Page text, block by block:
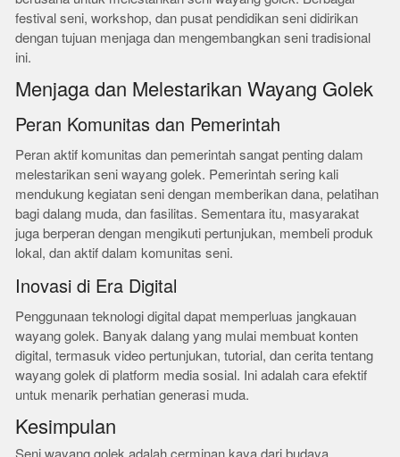
festival seni, workshop, dan pusat pendidikan seni didirikan
dengan tujuan menjaga dan mengembangkan seni tradisional
ini.
Menjaga dan Melestarikan Wayang Golek
Peran Komunitas dan Pemerintah
Peran aktif komunitas dan pemerintah sangat penting dalam
melestarikan seni wayang golek. Pemerintah sering kali
mendukung kegiatan seni dengan memberikan dana, pelatihan
bagi dalang muda, dan fasilitas. Sementara itu, masyarakat
juga berperan dengan mengikuti pertunjukan, membeli produk
lokal, dan aktif dalam komunitas seni.
Inovasi di Era Digital
Penggunaan teknologi digital dapat memperluas jangkauan
wayang golek. Banyak dalang yang mulai membuat konten
digital, termasuk video pertunjukan, tutorial, dan cerita tentang
wayang golek di platform media sosial. Ini adalah cara efektif
untuk menarik perhatian generasi muda.
Kesimpulan